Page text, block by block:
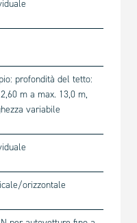
profondità del tetto:
m a max. 13,0 m,
variabile
orizzontale